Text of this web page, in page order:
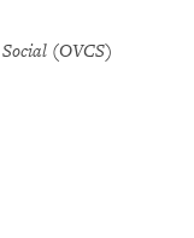
(OVCS)